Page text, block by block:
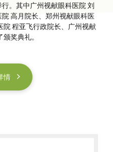
。其中广州视献眼科医院 刘
高月院长、郑州视献眼科医
程亚飞行政院长、广州视献
奖典礼。
情